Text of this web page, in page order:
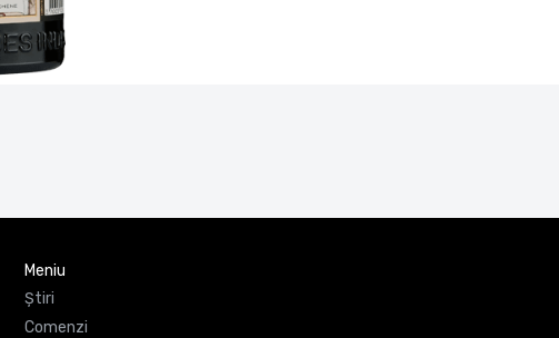
Meniu
Știri
Comenzi